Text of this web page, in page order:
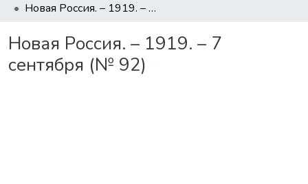
Новая Россия. – 1919. – 7 сентября (№ 92)
Новая Россия. – 1919. – 7
сентября (№ 92)